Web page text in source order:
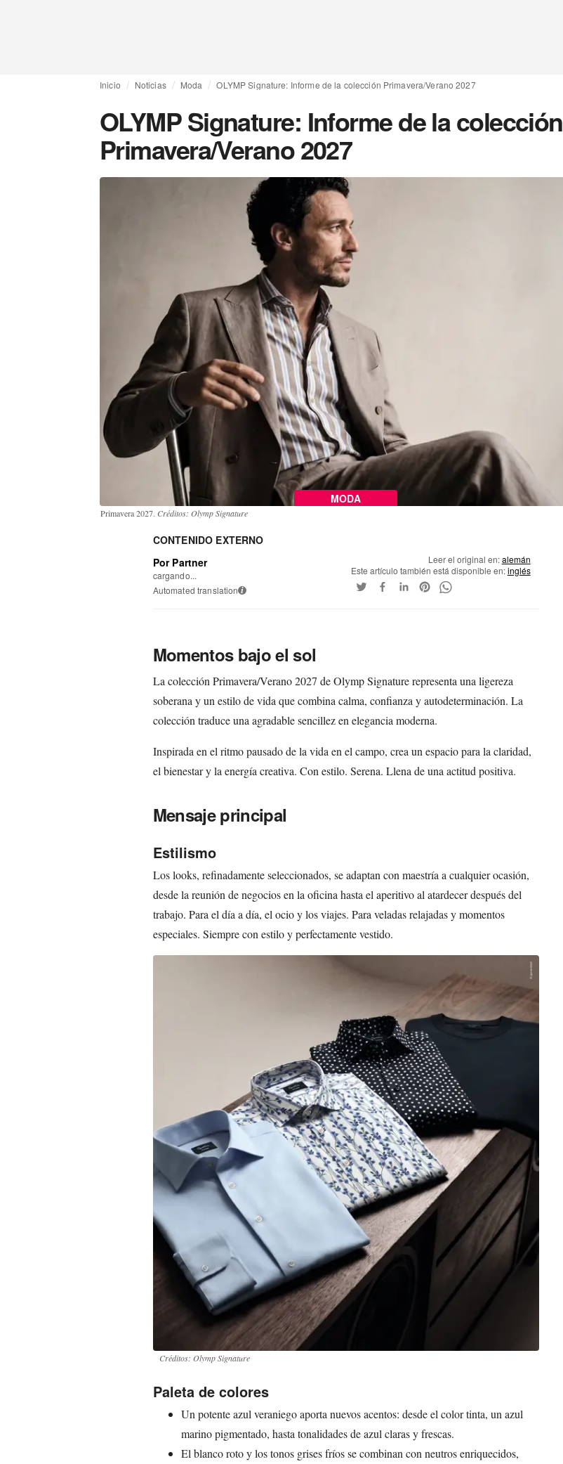
Inicio Noticias Moda OLYMP Signature: Informe de la colección Primavera/Verano 2027
OLYMP Signature: Informe de la colección
Primavera/Verano 2027
MODA
Primavera 2027. Créditos: Olymp Signature
CONTENIDO EXTERNO
Por Partner
cargando...
Automated translation i
Leer el original en:alemán
Este artículo también está disponible en:inglés
Momentos bajo el sol
La colección Primavera/Verano 2027 de Olymp Signature representa una ligereza
soberana y un estilo de vida que combina calma, confianza y autodeterminación. La
colección traduce una agradable sencillez en elegancia moderna.
Inspirada en el ritmo pausado de la vida en el campo, crea un espacio para la claridad,
el bienestar y la energía creativa. Con estilo. Serena. Llena de una actitud positiva.
Mensaje principal
Estilismo
Los looks, refinadamente seleccionados, se adaptan con maestría a cualquier ocasión,
desde la reunión de negocios en la oficina hasta el aperitivo al atardecer después del
trabajo. Para el día a día, el ocio y los viajes. Para veladas relajadas y momentos
especiales. Siempre con estilo y perfectamente vestido.
Créditos: Olymp Signature
Paleta de colores
Un potente azul veraniego aporta nuevos acentos: desde el color tinta, un azul
marino pigmentado, hasta tonalidades de azul claras y frescas.
El blanco roto y los tonos grises fríos se combinan con neutros enriquecidos,